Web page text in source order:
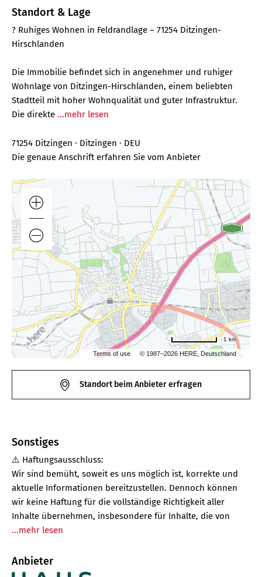
Standort & Lage
? Ruhiges Wohnen in Feldrandlage – 71254 Ditzingen-
Hirschlanden
Die Immobilie befindet sich in angenehmer und ruhiger
Wohnlage von Ditzingen-Hirschlanden, einem beliebten
Stadtteil mit hoher Wohnqualität und guter Infrastruktur.
Die direkte ...mehr lesen
71254 Ditzingen · Ditzingen · DEU
Die genaue Anschrift erfahren Sie vom Anbieter
Terms of use © 1987–2026 HERE, Deutschland
1 km
Standort beim Anbieter erfragen
Sonstiges
⚠️ Haftungsausschluss:
Wir sind bemüht, soweit es uns möglich ist, korrekte und
aktuelle Informationen bereitzustellen. Dennoch können
wir keine Haftung für die vollständige Richtigkeit aller
Inhalte übernehmen, insbesondere für Inhalte, die von
...mehr lesen
Anbieter